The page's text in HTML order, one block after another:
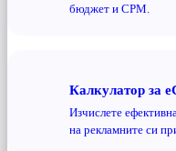
бюджет и CPM.
Калкулатор за
Изчислете
на рекламните си